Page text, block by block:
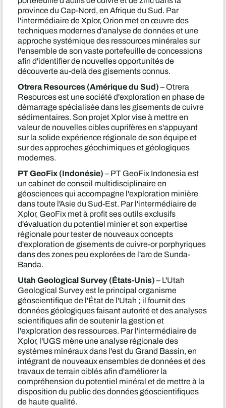
province du Cap-Nord, en Afrique du Sud. Par
l'intermédiaire de Xplor, Orion met en œuvre des
techniques modernes d'analyse de données et une
approche systémique des ressources minérales sur
l'ensemble de son vaste portefeuille de concessions
afin d'identifier de nouvelles opportunités de
découverte au-delà des gisements connus.
Otrera Resources (Amérique du Sud)– Otrera
Resources est une société d'exploration en phase de
démarrage spécialisée dans les gisements de cuivre
sédimentaires. Son projet Xplor vise à mettre en
valeur de nouvelles cibles cuprifères en s'appuyant
sur la solide expérience régionale de son équipe et
sur des approches géochimiques et géologiques
modernes.
PT GeoFix (Indonésie)– PT GeoFix Indonesia est
un cabinet de conseil multidisciplinaire en
géosciences qui accompagne l'exploration minière
dans toute l'Asie du Sud-Est. Par l'intermédiaire de
Xplor, GeoFix met à profit ses outils exclusifs
d'évaluation du potentiel minier et son expertise
régionale pour tester de nouveaux concepts
d'exploration de gisements de cuivre-or porphyriques
dans des zones peu explorées de l'arc de Sunda-
Banda.
Utah Geological Survey (États-Unis)– L'Utah
Geological Survey est le principal organisme
géoscientifique de l'État de l'Utah ; il fournit des
données géologiques faisant autorité et des analyses
scientifiques afin de soutenir la gestion et
l'exploration des ressources. Par l'intermédiaire de
Xplor, l'UGS mène une analyse régionale des
systèmes minéraux dans l'est du Grand Bassin, en
intégrant de nouveaux ensembles de données et des
travaux de terrain ciblés afin d'améliorer la
compréhension du potentiel minéral et de mettre à la
disposition du public des données géoscientifiques
de haute qualité.